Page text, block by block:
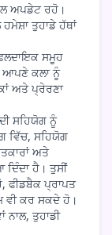
ਅਪਡੇਟ ਰਹੋ।
ਤੁਹਾਡੇ ਹੱਥਾਂ
ਸਮੂਹ
ਆਪਣੇ ਕਲਾ ਨੂੰ
ਅਤੇ ਪ੍ਰੇਰਣਾ
ਸਹਿਯੋਗ ਨੂੰ
ਵਿੱਚ, ਸਹਿਯੋਗ
ਅਤੇ
ਹੈ। ਤੁਸੀਂ
ਫੀਡਬੈਕ ਪ੍ਰਾਪਤ
ਕਰ ਸਕਦੇ ਹੋ।
ਤੁਹਾਡੀ